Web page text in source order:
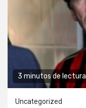
3 minutos de lectura
Uncategorized